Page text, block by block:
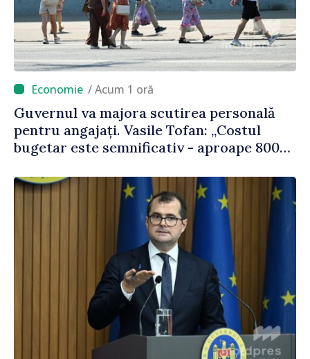
/ Acum 1 oră
Guvernul va majora scutirea personală
pentru angajați. Vasile Tofan: „Costul
bugetar este semnificativ - aproape 800
oamenilor”